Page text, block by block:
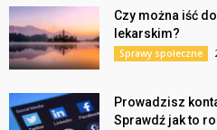
Czy można iść
lekarskim?
Sprawy społeczne
Prowadzisz
Sprawdź jak to